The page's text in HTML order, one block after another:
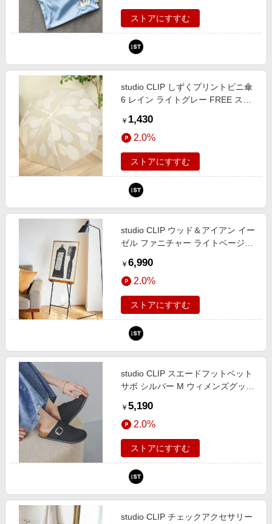
ストアにすすむ
studio CLIP しずくプリントビニ傘
6 レイン ライトグレー FREE スタ
ドエスティ（旧ドットエスティ）
￥ 1,430
2.0%
ストアにすすむ
studio CLIP ウッド＆アイアン イー
ゼル ファニチャー ライトベージュ
and ST アンドエスティ（旧ドット
エスティ）
￥ 6,990
2.0%
ストアにすすむ
studio CLIP スエードフットベット
サボ シルバー M ウィメンズグッズ
アンドエスティ（旧ドットエステ
ィ）
￥ 5,190
2.0%
ストアにすすむ
studio CLIP チェックアクセサリー